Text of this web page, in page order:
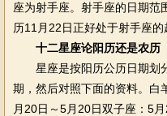
座为射手座。射手座的日期范
历11月22日正好处于射手座的
十二星座论阳历还是农历
星座是按阳历公历日期划
期，然后对照下面的资料。白
月20日～5月20日双子座：5